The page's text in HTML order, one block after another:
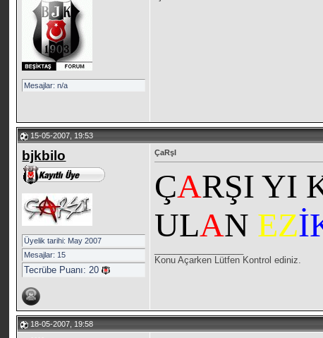
Mesajlar: n/a
15-05-2007, 19:53
bjkbilo
Üyelik tarihi: May 2007
Mesajlar: 15
Tecrübe Puanı:20
ÇaRşI
ÇARŞI YI
ULAN EZ
Konu Açarken Lütfen Kontrol ediniz.
18-05-2007, 19:58